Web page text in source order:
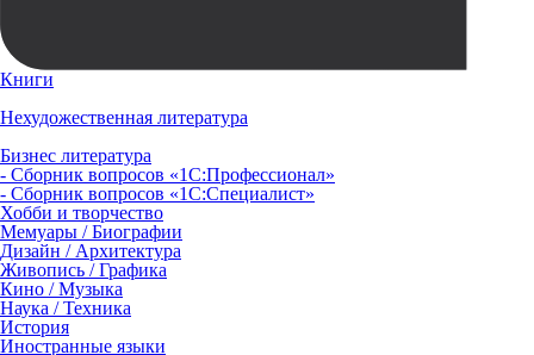
Книги
Нехудожественная литература
Бизнес литература
- Сборник вопросов «1С:Профессионал»
- Сборник вопросов «1С:Специалист»
Хобби и творчество
Мемуары / Биографии
Дизайн / Архитектура
Живопись / Графика
Кино / Музыка
Наука / Техника
История
Иностранные языки